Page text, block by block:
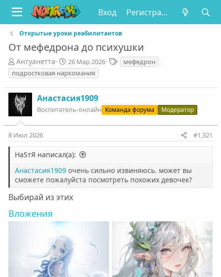
Вход Регистрация
Открытые уроки реабилитантов
От мефедрона до психушки
А
в
т
о
р
т
е
м
ы
Антуанетта
Д
а
т
а
н
а
а
26 Мар 2026
Т
е
и
мефедрон
подростковая наркомания
Анастасия1909
Воспитатель-онлайн Команда форума Модератор
8 Июл 2026 #1,321
НаSтЯ написал(а):
Анастасия1909очень сильно извиняюсь. может вы
сможете пожалуйста посмотреть похожих девочек?
Выбирай из этих
Вложения